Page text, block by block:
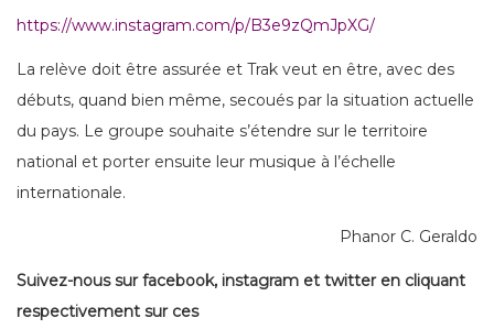
https://www.instagram.com/p/B3e9zQmJpXG/
La relève doit être assurée et Trak veut en être, avec des
débuts, quand bien même, secoués par la situation actuelle
du pays. Le groupe souhaite s’étendre sur le territoire
national et porter ensuite leur musique à l’échelle
internationale.
Phanor C. Geraldo
Suivez-nous sur facebook, instagram et twitter en cliquant
respectivement sur ces